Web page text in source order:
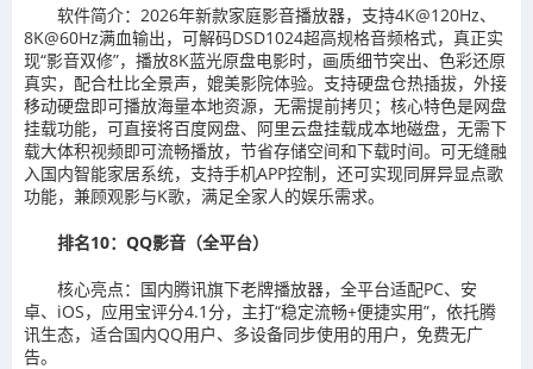
软件简介：2026年新款家庭影音播放器，支持4K@120Hz、
8K@60Hz满血输出，可解码DSD1024超高规格音频格式，真正实
现“影音双修”，播放8K蓝光原盘电影时，画质细节突出、色彩还原
真实，配合杜比全景声，媲美影院体验。支持硬盘仓热插拔，外接
移动硬盘即可播放海量本地资源，无需提前拷贝；核心特色是网盘
挂载功能，可直接将百度网盘、阿里云盘挂载成本地磁盘，无需下
载大体积视频即可流畅播放，节省存储空间和下载时间。可无缝融
入国内智能家居系统，支持手机APP控制，还可实现同屏异显点歌
功能，兼顾观影与K歌，满足全家人的娱乐需求。
排名10：QQ影音（全平台）
核心亮点：国内腾讯旗下老牌播放器，全平台适配PC、安
卓、iOS，应用宝评分4.1分，主打“稳定流畅+便捷实用”，依托腾
讯生态，适合国内QQ用户、多设备同步使用的用户，免费无广
告。